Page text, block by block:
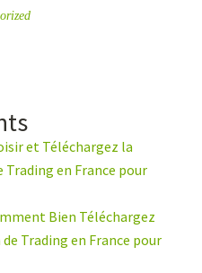
et Téléchargez la
en France pour
Bien Téléchargez
Trading en France pour